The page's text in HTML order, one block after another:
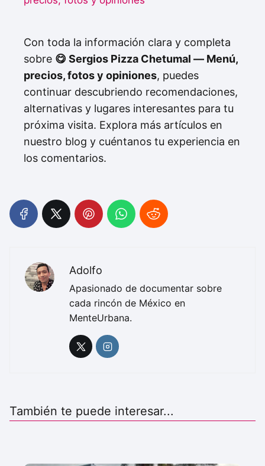
Con toda la información clara y completa
sobre 😋 Sergios Pizza Chetumal — Menú,
precios, fotos y opiniones, puedes
continuar descubriendo recomendaciones,
alternativas y lugares interesantes para tu
próxima visita. Explora más artículos en
nuestro blog y cuéntanos tu experiencia en
los comentarios.
Adolfo
Apasionado de documentar sobre
cada rincón de México en
MenteUrbana.
También te puede interesar...